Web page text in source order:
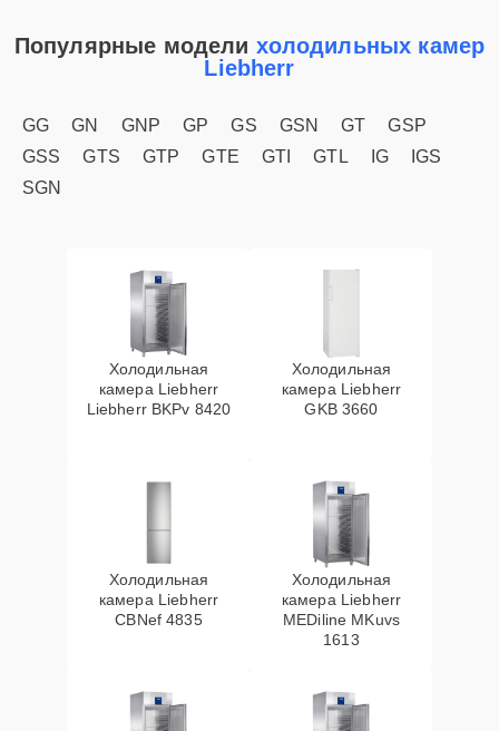
Популярные модели холодильных камер
Liebherr
GG GN GNP GP GS GSN GT
GSP
GSS
GTS GTP GTE GTI GTL IG
IGS
SGN
Холодильная
камера Liebherr
Liebherr BKPv 8420
Холодильная
камера Liebherr
GKB 3660
Холодильная
камера Liebherr
CBNef 4835
Холодильная
камера Liebherr
MEDiline MKuvs
1613